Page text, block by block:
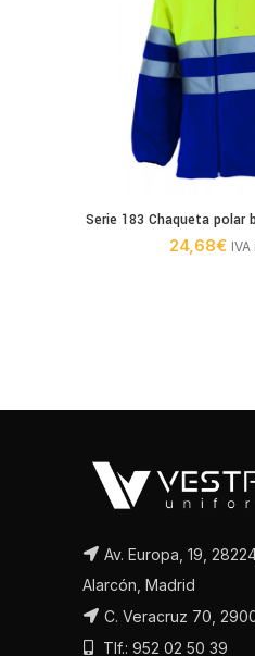
Serie 183 Chaqueta polar
24,68€
Av. Europa, 19,
Alarcón, Madrid
C. Veracruz 70,
Tlf.: 952 02 50 39